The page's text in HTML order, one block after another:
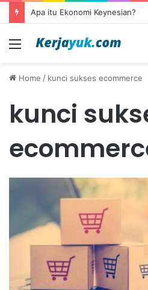
Apa itu Ekonomi Keynesian?
Menu
Home / kunci sukses ecommerce
kunci